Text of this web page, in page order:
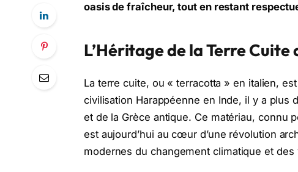
oasis de fraîcheur, tout en restant
L’Héritage de la Terre
La terre cuite, ou « terracotta » en italien,
civilisation Harappéenne en Inde, il y a plus
et de la Grèce antique. Ce matériau, connu
est aujourd’hui au cœur d’une révolution
modernes du changement climatique et